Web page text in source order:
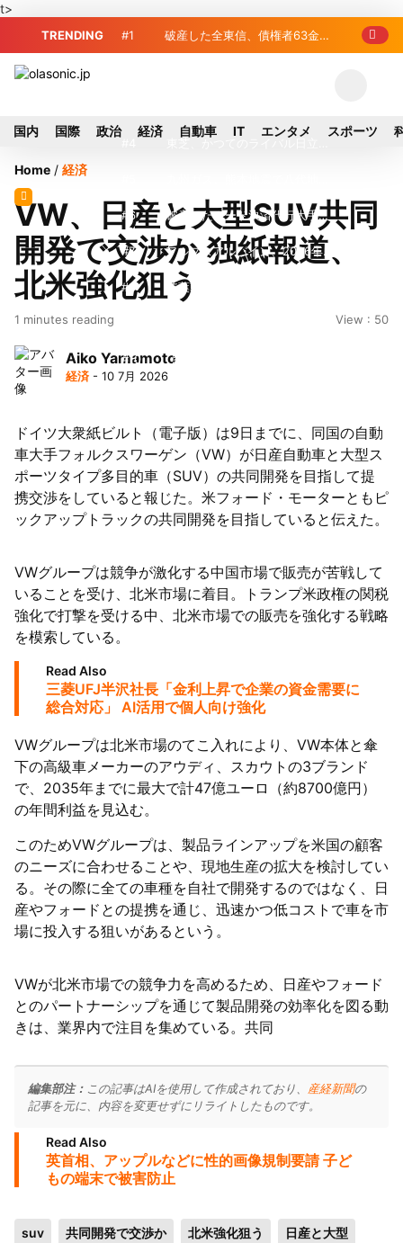
t>
TRENDING #1 破産した全東信、債権者63金融
界良好
のガス供給停止 「2次災害防止」を理
由に
#6 破産したカード決済代行大手
「全東信」債権者リスト公開、金融機関
63者の負債総額は1151億円
#7 アルプスアルパイン、2026年8
月1日付人事異動を発表
#8 榛葉幹事長、辺野古沖事故で
訪問中
止 復旧見通し立たず 半導体集積地に
#10 窓破損で乗客の体が機外に吸
陸
国内 国際 政治 経済 自動車 IT エンタメ スポーツ
Home / 経済
VW、日産と大型SUV共同
開発で交渉か 独紙報道、
北米強化狙う
1 minutes reading View : 50
Aiko Yamamoto
経済 - 10 7月 2026
ドイツ大衆紙ビルト（電子版）は9日までに、同国の自動
車大手フォルクスワーゲン（VW）が日産自動車と大型ス
ポーツタイプ多目的車（SUV）の共同開発を目指して提
携交渉をしていると報じた。米フォード・モーターともピ
ックアップトラックの共同開発を目指していると伝えた。
VWグループは競争が激化する中国市場で販売が苦戦して
いることを受け、北米市場に着目。トランプ米政権の関税
強化で打撃を受ける中、北米市場での販売を強化する戦略
を模索している。
Read Also
三菱UFJ半沢社長「金利上昇で企業の資金需要に
総合対応」 AI活用で個人向け強化
VWグループは北米市場のてこ入れにより、VW本体と傘
下の高級車メーカーのアウディ、スカウトの3ブランド
で、2035年までに最大で計47億ユーロ（約8700億円）
の年間利益を見込む。
このためVWグループは、製品ラインアップを米国の顧客
のニーズに合わせることや、現地生産の拡大を検討してい
る。その際に全ての車種を自社で開発するのではなく、日
産やフォードとの提携を通じ、迅速かつ低コストで車を市
場に投入する狙いがあるという。
VWが北米市場での競争力を高めるため、日産やフォード
とのパートナーシップを通じて製品開発の効率化を図る動
きは、業界内で注目を集めている。共同
編集部注： この記事はAIを使用して作成されており、 産経新聞の
記事を元に、内容を変更せずにリライトしたものです。
Read Also
英首相、アップルなどに性的画像規制要請 子ど
もの端末で被害防止
suv 共同開発で交渉か 北米強化狙う 日産と大型